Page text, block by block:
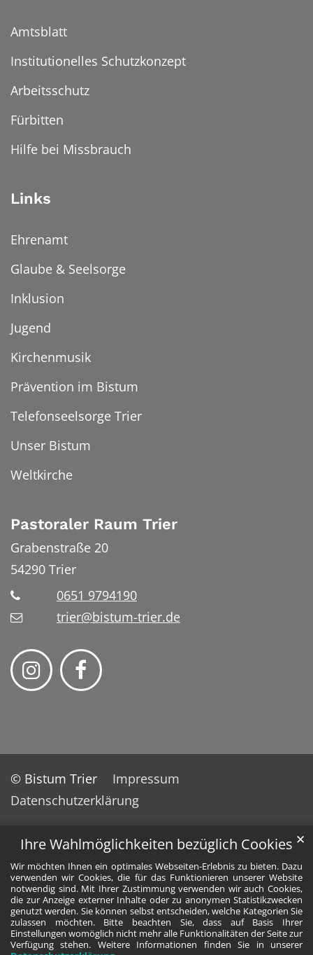
Ihre Wahlmöglichkeiten bezüglich Cookies
Wir möchten Ihnen ein optimales Webseiten-Erlebnis zu bieten. Dazu
verwenden wir Cookies, die für das Funktionieren unserer Website
notwendig sind. Mit Ihrer Zustimmung verwenden wir auch Cookies,
die zur Anzeige externer Inhalte oder zu anonymen Statistikzwecken
genutzt werden. Sie können selbst entscheiden, welche Kategorien Sie
zulassen möchten. Bitte beachten Sie, dass auf Basis Ihrer
Einstellungen womöglich nicht mehr alle Funktionalitäten der Seite zur
Verfügung stehen. Weitere Informationen finden Sie in unserer
✕
Amtsblatt
Institutionelles Schutzkonzept
Arbeitsschutz
Fürbitten
Hilfe bei Missbrauch
Links
Ehrenamt
Glaube & Seelsorge
Inklusion
Jugend
Kirchenmusik
Prävention im Bistum
Telefonseelsorge Trier
Unser Bistum
Weltkirche
Pastoraler Raum Trier
Grabenstraße 20
54290 Trier
0651 9794190
trier@bistum-trier.de
© Bistum Trier
Impressum
Datenschutzerklärung